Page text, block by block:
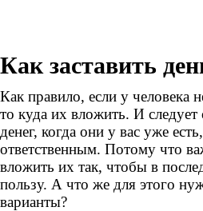
Как заставить
Как правило, если у человека
то куда их вложить. И
денег, когда они у вас уже
ответственным. Потому что
вложить их так, чтобы в
пользу. А что же для этого
варианты?